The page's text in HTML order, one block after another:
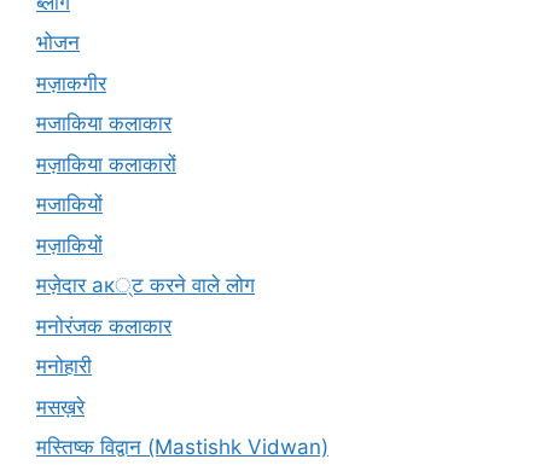
भोजन
मज़ाकगीर
मजाकिया कलाकार
मज़ाकिया कलाकारों
मजाकियों
मज़ाकियों
मज़ेदार ак्ट करने वाले लोग
मनोरंजक कलाकार
मनोहारी
मसख़रे
मस्तिष्क विद्वान (Mastishk Vidwan)